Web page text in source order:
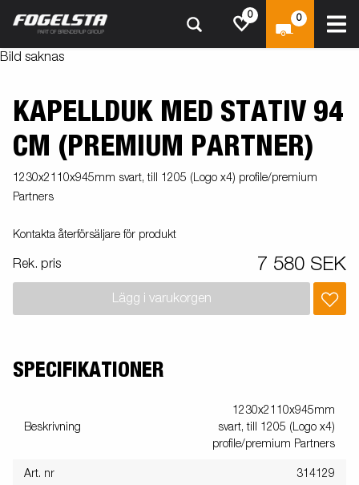
0 0
Bild saknas
KAPELLDUK MED STATIV 94
CM (PREMIUM PARTNER)
1230x2110x945mm svart, till 1205 (Logo x4) profile/premium
Partners
Kontakta återförsäljare för produkt
Rek. pris 7 580 SEK
Lägg i varukorgen
SPECIFIKATIONER
Beskrivning
1230x2110x945mm
svart, till 1205 (Logo x4)
profile/premium Partners
Art. nr 314129